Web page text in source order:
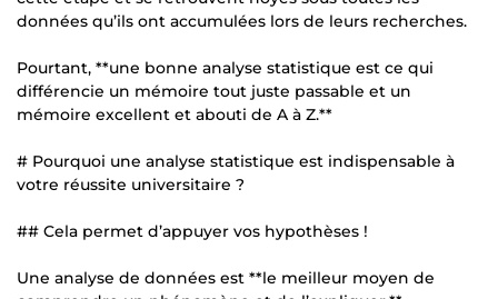
données qu’ils ont accumulées lors de leurs recherches.
Pourtant, **une bonne analyse statistique est ce qui
différencie un mémoire tout juste passable et un
mémoire excellent et abouti de A à Z.**
# Pourquoi une analyse statistique est indispensable à
votre réussite universitaire ?
## Cela permet d’appuyer vos hypothèses !
Une analyse de données est **le meilleur moyen de